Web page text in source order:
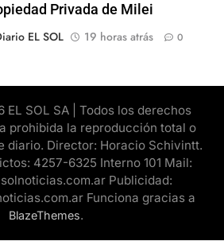
Privada de Milei
EL SOL
19 horas atrás 0
SOL SA | Todos los derechos
prohibida la reproducción total o
diario. Director: Horacio Schivintt.
4257-6325 Interno 101 Mail:
Publicidad:
Funciona gracias a
BlazeThemes.